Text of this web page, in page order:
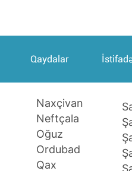
Qaydalar
Naxçivan
Neftçala
Oğuz
Ordubad
Qax